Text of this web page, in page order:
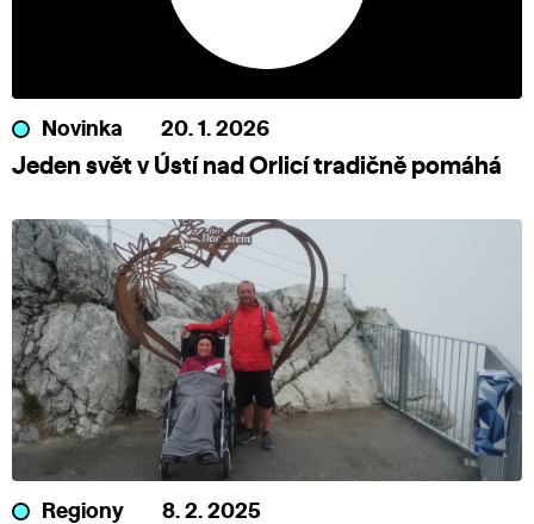
Novinka 20. 1. 2026
Jeden svět v Ústí nad Orlicí tradičně pomáhá
Regiony 8. 2. 2025